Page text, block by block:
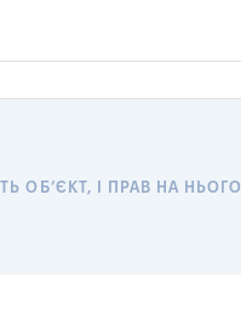
ОБ’ЄКТ, І ПРАВ НА НЬОГО